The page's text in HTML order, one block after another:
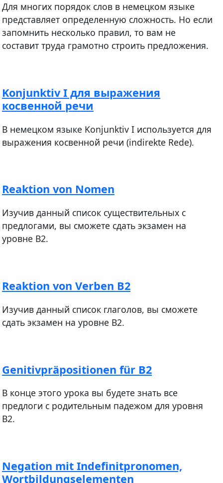
Для многих порядок слов в немецком языке
представляет определенную сложность. Но если
запомнить несколько правил, то вам не
составит труда грамотно строить предложения.
Konjunktiv I для выражения
косвенной речи
В немецком языке Konjunktiv I используется для
выражения косвенной речи (indirekte Rede).
Reaktion von Nomen
Изучив данный список существительных с
предлогами, вы сможете сдать экзамен на
уровне В2.
Reaktion von Verben B2
Изучив данный список глаголов, вы сможете
сдать экзамен на уровне В2.
Genitivpräpositionen für B2
В конце этого урока вы будете знать все
предлоги с родительным падежом для уровня
В2.
Negation mit Indefinitpronomen,
Wortbildungselementen